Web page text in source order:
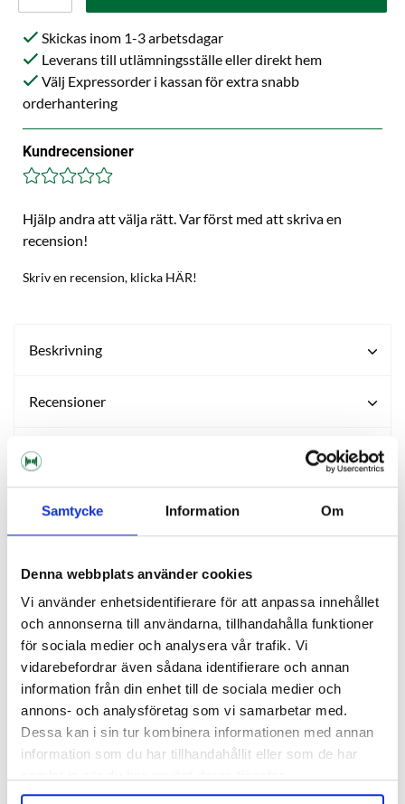
Samtycke Information Om
Denna webbplats använder cookies
Vi använder enhetsidentifierare för att anpassa innehållet
och annonserna till användarna, tillhandahålla funktioner
för sociala medier och analysera vår trafik. Vi
vidarebefordrar även sådana identifierare och annan
information från din enhet till de sociala medier och
annons- och analysföretag som vi samarbetar med.
Dessa kan i sin tur kombinera informationen med annan
information som du har tillhandahållit eller som de har
Skickas inom 1-3 arbetsdagar
Leverans till utlämningsställe eller direkt hem
Välj Expressorder i kassan för extra snabb
orderhantering
Kundrecensioner
Hjälp andra att välja rätt. Var först med att skriva en
recension!
Skriv en recension, klicka HÄR!
Beskrivning
Recensioner
Fråga om produkt
ANDRA KÖPTE ÄVEN